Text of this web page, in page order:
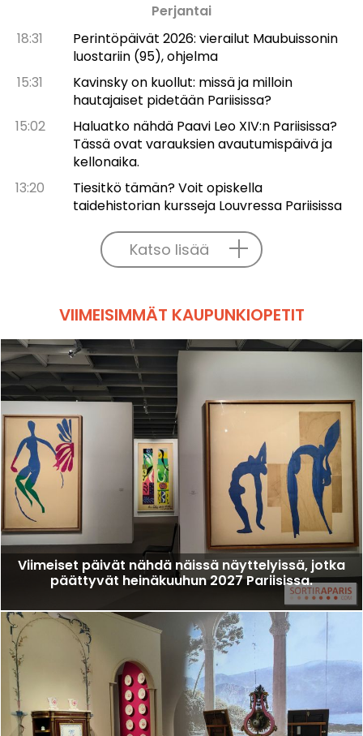
Perjantai
18:31
Perintöpäivät 2026: vierailut Maubuissonin
luostariin (95), ohjelma
15:31
Kavinsky on kuollut: missä ja milloin
hautajaiset pidetään Pariisissa?
15:02
Haluatko nähdä Paavi Leo XIV:n Pariisissa?
Tässä ovat varauksien avautumispäivä ja
kellonaika.
13:20
Tiesitkö tämän? Voit opiskella
taidehistorian kursseja Louvressa Pariisissa
Katso lisää
VIIMEISIMMÄT KAUPUNKIOPETIT
Viimeiset päivät nähdä näissä näyttelyissä, jotka
päättyvät heinäkuuhun 2027 Pariisissa.